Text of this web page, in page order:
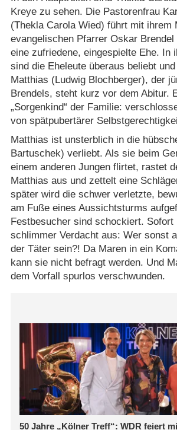
Kreye zu sehen. Die Pastorenfrau
(Thekla Carola Wied) führt mit ihrem
evangelischen Pfarrer Oskar
eine zufriedene, eingespielte Ehe. In
sind die Eheleute überaus beliebt
Matthias (Ludwig Blochberger), der
Brendels, steht kurz vor dem Abitur.
„Sorgenkind“ der Familie:
von spätpubertärer
Matthias ist unsterblich in die
Bartuschek) verliebt. Als sie beim
einem anderen Jungen flirtet, rastet
Matthias aus und zettelt eine
später wird die schwer verletzte,
am Fuße eines Aussichtsturms
Festbesucher sind schockiert.
schlimmer Verdacht aus: Wer sonst
der Täter sein?! Da Maren in ein
kann sie nicht befragt werden. Und
dem Vorfall spurlos verschwunden.